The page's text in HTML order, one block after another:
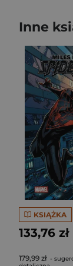
Inne
KSIĄŻKA
133,76 zł
179,99 zł -